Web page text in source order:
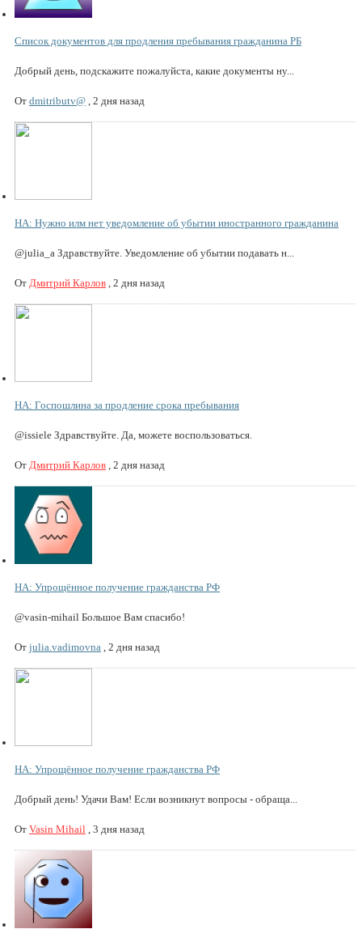
Список документов для продления пребывания гражданина РБ
Добрый день, подскажите пожалуйста, какие документы ну...
От dmitributv@ , 2 дня назад
НА: Нужно илм нет уведомление об убытии иностранного гражданина
@julia_a Здравствуйте. Уведомление об убытии подавать н...
От Дмитрий Карлов , 2 дня назад
НА: Госпошлина за продление срока пребывания
@issiele Здравствуйте. Да, можете воспользоваться.
От Дмитрий Карлов , 2 дня назад
НА: Упрощённое получение гражданства РФ
@vasin-mihail Большое Вам спасибо!
От julia.vadimovna , 2 дня назад
НА: Упрощённое получение гражданства РФ
Добрый день! Удачи Вам! Если возникнут вопросы - обраща...
От Vasin Mihail , 3 дня назад